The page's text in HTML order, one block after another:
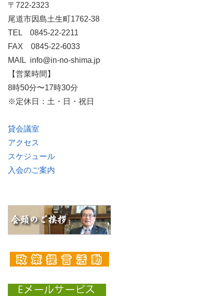
〒722-2323
尾道市因島土生町1762-38
TEL 0845-22-2211
FAX 0845-22-6033
MAIL info@in-no-shima.jp
【営業時間】
8時50分〜17時30分
※定休日：土・日・祝日
貸会議室
アクセス
スケジュール
入会のご案内